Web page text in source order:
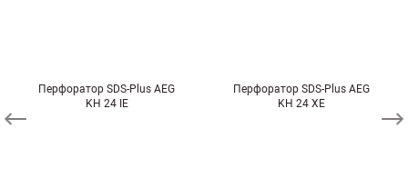
Перфоратор SDS-Plus AEG
KH 24 IE
Перфоратор SDS-Plus AEG
KH 24 XE